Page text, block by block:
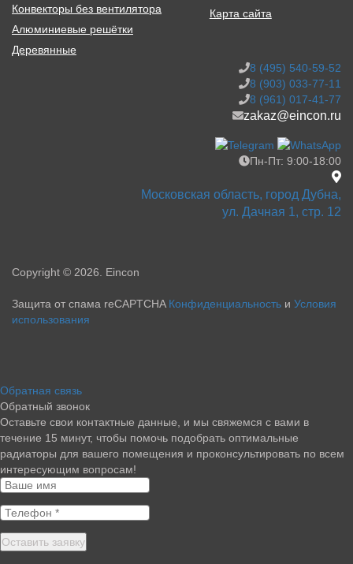
Конвекторы без вентилятора
Алюминиевые решётки
Деревянные
Карта сайта
8 (495) 540-59-52
8 (903) 033-77-11
8 (961) 017-41-77
zakaz@eincon.ru
Пн-Пт: 9:00-18:00
Московская область, город Дубна,
ул. Дачная 1, стр. 12
Copyright © 2026. Eincon
Защита от спама reCAPTCHA Конфиденциальность и Условия
использования
Обратная связь
Обратный звонок
Оставьте свои контактные данные, и мы свяжемся с вами в
течение 15 минут, чтобы помочь подобрать оптимальные
радиаторы для вашего помещения и проконсультировать по всем
интересующим вопросам!